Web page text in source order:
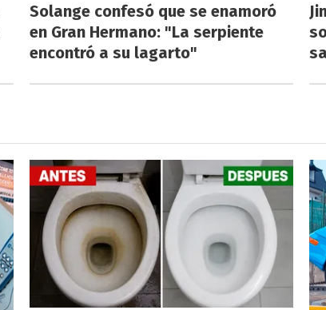
Solange confesó que se enamoró
en Gran Hermano: "La serpiente
encontró a su lagarto"